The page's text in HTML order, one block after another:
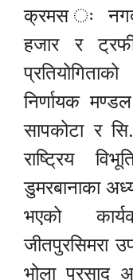
क्रमस ः
हजार र
निर्णायक
सापकोटा र
राष्ट्रिय
डुमरबानाका
भएको
जीतपुरसिमरा
भोला प्रसाद